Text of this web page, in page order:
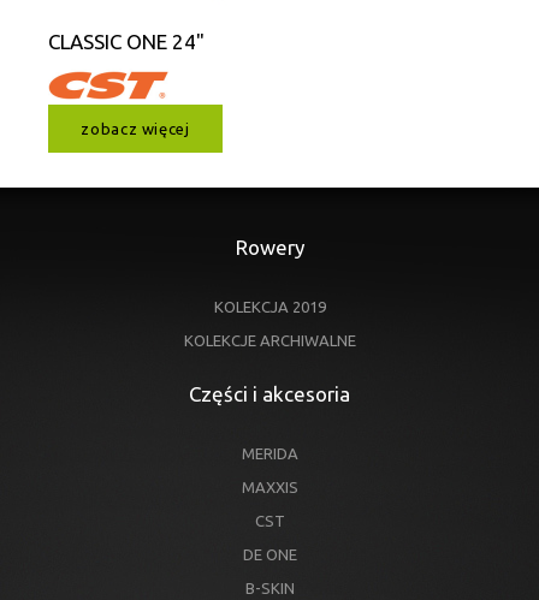
CLASSIC ONE 24"
zobacz więcej
Rowery
KOLEKCJA 2019
KOLEKCJE ARCHIWALNE
Części i akcesoria
MERIDA
MAXXIS
CST
DE ONE
B-SKIN